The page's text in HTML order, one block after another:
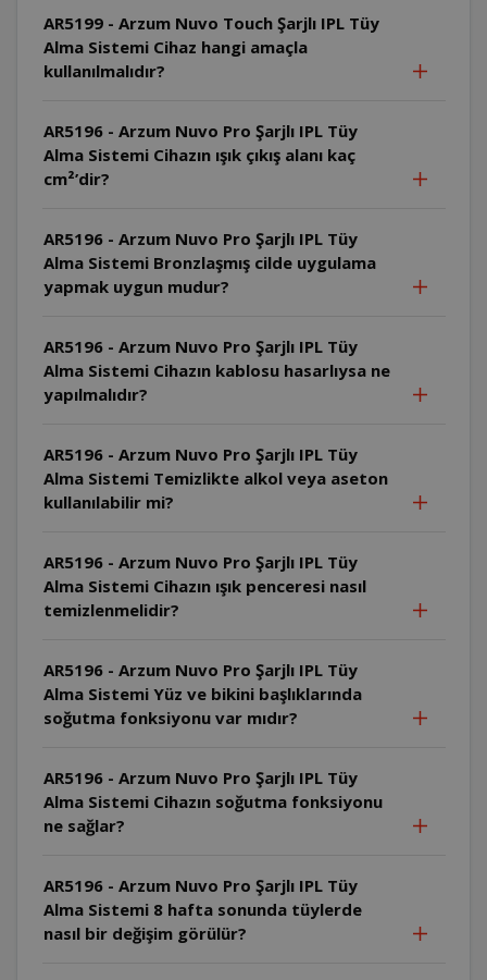
AR5199 - Arzum Nuvo Touch Şarjlı IPL Tüy
Alma Sistemi Cihaz hangi amaçla
kullanılmalıdır?
AR5196 - Arzum Nuvo Pro Şarjlı IPL Tüy
Alma Sistemi Cihazın ışık çıkış alanı kaç
cm²’dir?
AR5196 - Arzum Nuvo Pro Şarjlı IPL Tüy
Alma Sistemi Bronzlaşmış cilde uygulama
yapmak uygun mudur?
AR5196 - Arzum Nuvo Pro Şarjlı IPL Tüy
Alma Sistemi Cihazın kablosu hasarlıysa ne
yapılmalıdır?
AR5196 - Arzum Nuvo Pro Şarjlı IPL Tüy
Alma Sistemi Temizlikte alkol veya aseton
kullanılabilir mi?
AR5196 - Arzum Nuvo Pro Şarjlı IPL Tüy
Alma Sistemi Cihazın ışık penceresi nasıl
temizlenmelidir?
AR5196 - Arzum Nuvo Pro Şarjlı IPL Tüy
Alma Sistemi Yüz ve bikini başlıklarında
soğutma fonksiyonu var mıdır?
AR5196 - Arzum Nuvo Pro Şarjlı IPL Tüy
Alma Sistemi Cihazın soğutma fonksiyonu
ne sağlar?
AR5196 - Arzum Nuvo Pro Şarjlı IPL Tüy
Alma Sistemi 8 hafta sonunda tüylerde
nasıl bir değişim görülür?